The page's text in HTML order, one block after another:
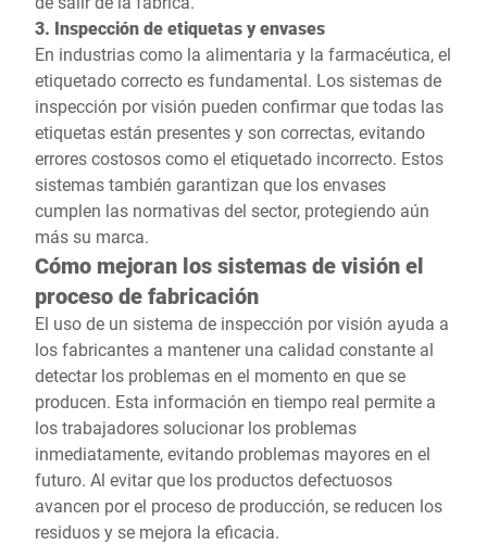
3. Inspección de etiquetas y envases
En industrias como la alimentaria y la farmacéutica, el
etiquetado correcto es fundamental. Los sistemas de
inspección por visión pueden confirmar que todas las
etiquetas están presentes y son correctas, evitando
errores costosos como el etiquetado incorrecto. Estos
sistemas también garantizan que los envases
cumplen las normativas del sector, protegiendo aún
más su marca.
Cómo mejoran los sistemas de visión el
proceso de fabricación
El uso de un sistema de inspección por visión ayuda a
los fabricantes a mantener una calidad constante al
detectar los problemas en el momento en que se
producen. Esta información en tiempo real permite a
los trabajadores solucionar los problemas
inmediatamente, evitando problemas mayores en el
futuro. Al evitar que los productos defectuosos
avancen por el proceso de producción, se reducen los
residuos y se mejora la eficacia.